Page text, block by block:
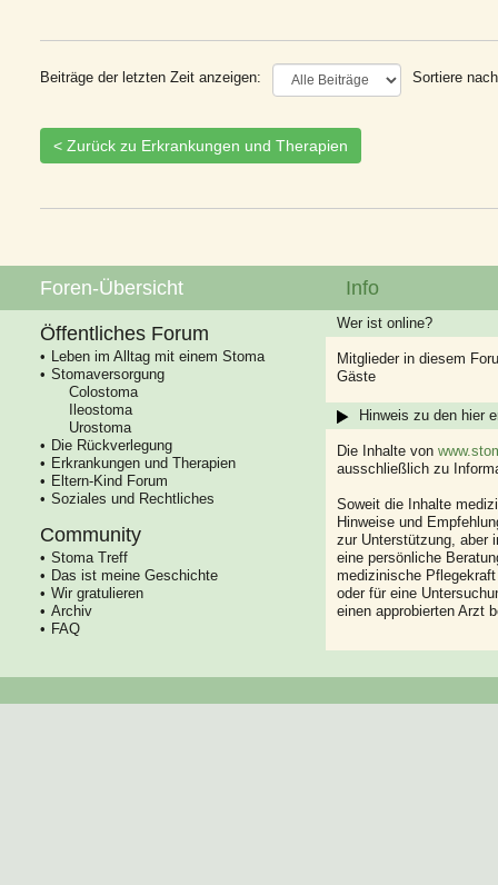
Beiträge der letzten Zeit anzeigen: Sortiere
< Zurück zu Erkrankungen und Therapien
Foren-Übersicht
Öffentliches Forum
Leben im Alltag mit einem Stoma
Stomaversorgung
Colostoma
Ileostoma
Urostoma
Die Rückverlegung
Erkrankungen und Therapien
Eltern-Kind Forum
Soziales und Rechtliches
Community
Stoma Treff
Das ist meine Geschichte
Wir gratulieren
Archiv
FAQ
Info
Wer ist online?
Mitglieder in diesem
Gäste
Hinweis zu den hier
Die Inhalte von
ausschließlich zu
Soweit die Inhalte
Hinweise und
zur Unterstützung, aber
eine persönliche
medizinische
oder für eine
einen approbierten Arzt